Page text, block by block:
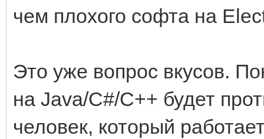
чем плохого софта на
Это уже вопрос вкусов.
на Java/C#/C++ будет
человек, который